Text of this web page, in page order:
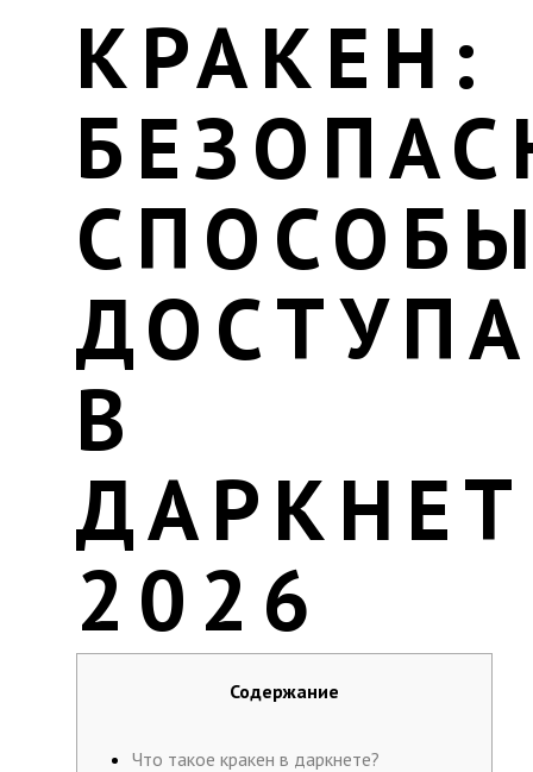
КРАКЕН:
ДОСТУПА
В
ДАРКНЕТ
2026
Содержание
Что такое кракен в даркнете?